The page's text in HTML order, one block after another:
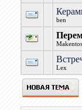
ben
Lex